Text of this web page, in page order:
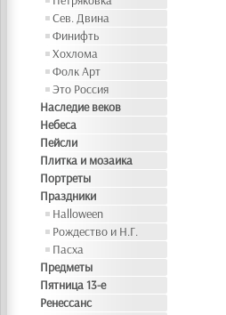
Сев. Двина
Финифть
Хохлома
Фолк Арт
Это Россия
Наследие веков
Небеса
Пейсли
Плитка и мозаика
Портреты
Праздники
Halloween
Рождество и Н.Г.
Пасха
Предметы
Пятница 13-е
Ренессанс